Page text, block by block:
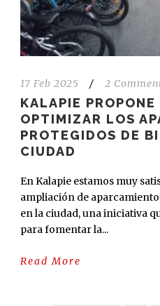
17 Feb 2025 / 2
KALAPIE PROPONE
OPTIMIZAR LOS
PROTEGIDOS DE
CIUDAD
En Kalapie estamos muy
ampliación de
en la ciudad, una iniciativa
para fomentar la...
Read More